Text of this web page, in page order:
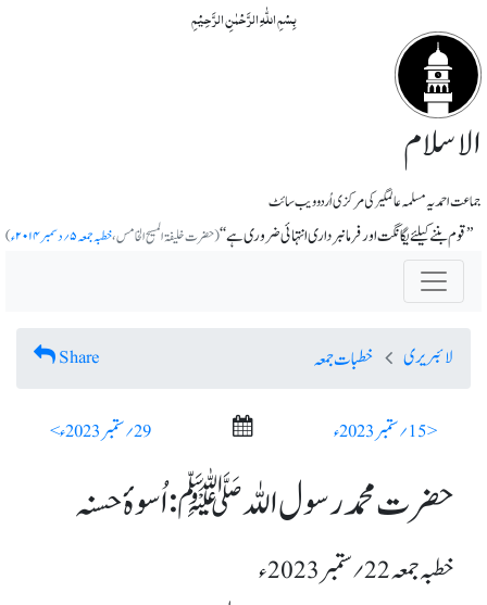
بِسۡمِ اللّٰہِ الرَّحۡمٰنِ الرَّحِیۡمِ
الاسلام
جماعت احمدیہ مسلمہ عالمگیر کی مرکزی اُردو ویب سائٹ
’’قوم بننے کیلئے یگانگت اور فرمانبرداری انتہائی ضروری ہے‘‘(حضرت خلیفالمسیح الخامس،خطبہ جمعہ ۵؍دسمبر ۲۰۱۴ء )
لائبریری خطبات جمعہ Share
< 15؍ ستمبر 2023ء 29؍ ستمبر 2023ء >
حضرت محمد رسول اللہﷺ: اُسوۂ حسنہ
خطبہ جمعہ 22؍ ستمبر 2023ء